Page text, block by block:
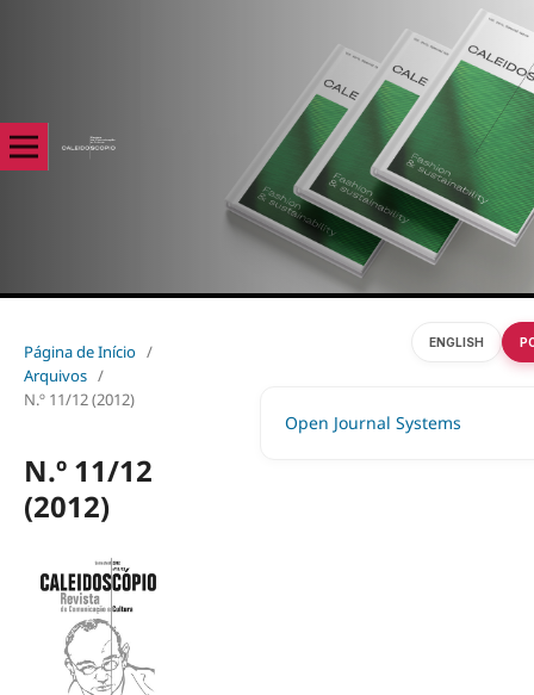
Página de Início /
Arquivos /
N.º 11/12 (2012)
N.º 11/12
(2012)
Open Journal Systems
ENGLISH